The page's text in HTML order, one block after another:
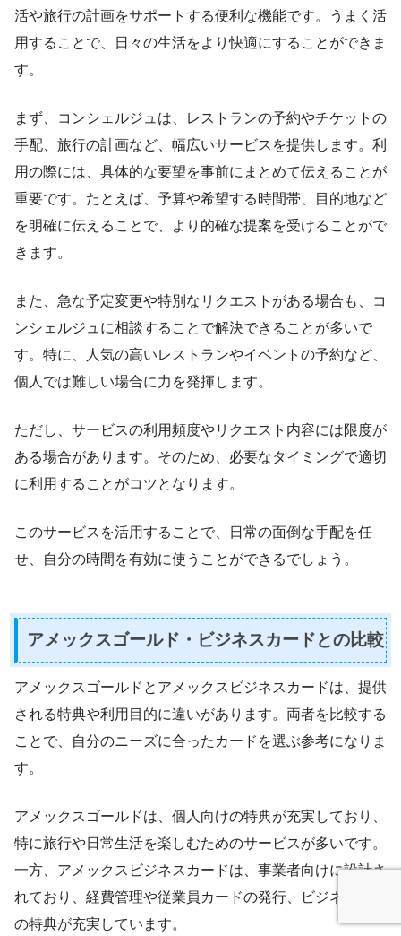
活や旅行の計画をサポートする便利な機能です。うまく活
用することで、日々の生活をより快適にすることができま
す。
まず、コンシェルジュは、レストランの予約やチケットの
手配、旅行の計画など、幅広いサービスを提供します。利
用の際には、具体的な要望を事前にまとめて伝えることが
重要です。たとえば、予算や希望する時間帯、目的地など
を明確に伝えることで、より的確な提案を受けることがで
きます。
また、急な予定変更や特別なリクエストがある場合も、コ
ンシェルジュに相談することで解決できることが多いで
す。特に、人気の高いレストランやイベントの予約など、
個人では難しい場合に力を発揮します。
ただし、サービスの利用頻度やリクエスト内容には限度が
ある場合があります。そのため、必要なタイミングで適切
に利用することがコツとなります。
このサービスを活用することで、日常の面倒な手配を任
せ、自分の時間を有効に使うことができるでしょう。
アメックスゴールド・ビジネスカードとの比較
アメックスゴールドとアメックスビジネスカードは、提供
される特典や利用目的に違いがあります。両者を比較する
ことで、自分のニーズに合ったカードを選ぶ参考になりま
す。
アメックスゴールドは、個人向けの特典が充実しており、
特に旅行や日常生活を楽しむためのサービスが多いです。
一方、アメックスビジネスカードは、事業者向けに設計さ
れており、経費管理や従業員カードの発行、ビジネス向け
の特典が充実しています。